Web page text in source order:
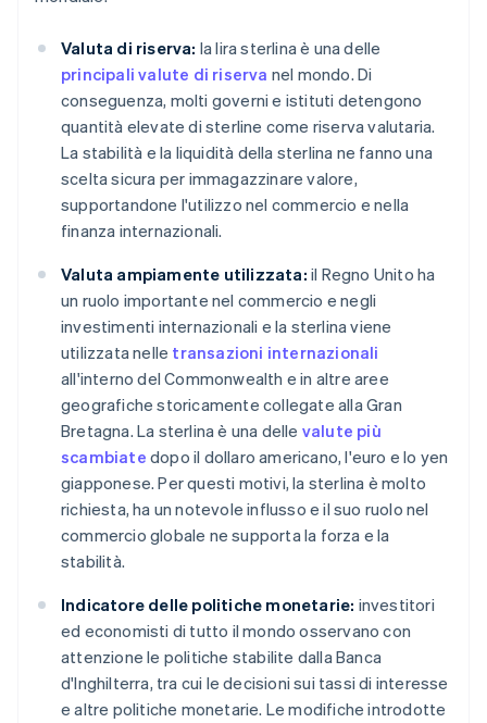
Valuta di riserva: la lira sterlina è una delle
principali valute di riserva nel mondo. Di
conseguenza, molti governi e istituti detengono
quantità elevate di sterline come riserva valutaria.
La stabilità e la liquidità della sterlina ne fanno una
scelta sicura per immagazzinare valore,
supportandone l'utilizzo nel commercio e nella
finanza internazionali.
Valuta ampiamente utilizzata: il Regno Unito ha
un ruolo importante nel commercio e negli
investimenti internazionali e la sterlina viene
utilizzata nelle transazioni internazionali
all'interno del Commonwealth e in altre aree
geografiche storicamente collegate alla Gran
Bretagna. La sterlina è una delle valute più
scambiate dopo il dollaro americano, l'euro e lo yen
giapponese. Per questi motivi, la sterlina è molto
richiesta, ha un notevole influsso e il suo ruolo nel
commercio globale ne supporta la forza e la
stabilità.
Indicatore delle politiche monetarie: investitori
ed economisti di tutto il mondo osservano con
attenzione le politiche stabilite dalla Banca
d'Inghilterra, tra cui le decisioni sui tassi di interesse
e altre politiche monetarie. Le modifiche introdotte